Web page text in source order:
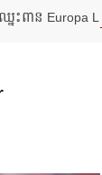
ះពាន Europa